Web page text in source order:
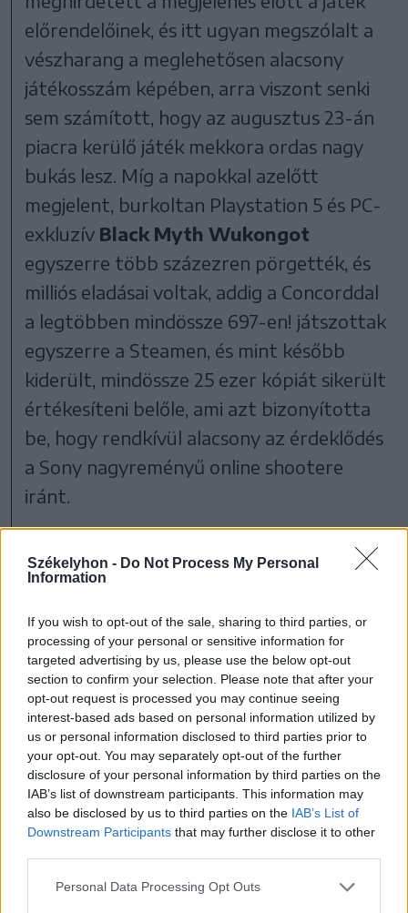
Székelyhon - Do Not Process My Personal
Information
If you wish to opt-out of the sale, sharing to third parties, or
processing of your personal or sensitive information for
targeted advertising by us, please use the below opt-out
section to confirm your selection. Please note that after your
opt-out request is processed you may continue seeing
interest-based ads based on personal information utilized by
us or personal information disclosed to third parties prior to
your opt-out. You may separately opt-out of the further
disclosure of your personal information by third parties on the
IAB’s list of downstream participants. This information may
also be disclosed by us to third parties on the IAB’s List of
Downstream Participants that may further disclose it to other
Personal Data Processing Opt Outs
előrendelőinek, és itt ugyan megszólalt a
vészharang a meglehetősen alacsony
játékosszám képében, arra viszont senki
sem számított, hogy az augusztus 23-án
piacra kerülő játék mekkora ordas nagy
bukás lesz. Míg a napokkal azelőtt
megjelent, burkoltan Playstation 5 és PC-
exkluzív Black Myth Wukongot
egyszerre több százezren pörgették, és
milliós eladásai voltak, addig a Concorddal
a legtöbben mindössze 697-en! játszottak
egyszerre a Steamen, és mint később
kiderült, mindössze 25 ezer kópiát sikerült
értékesíteni belőle, ami azt bizonyította
be, hogy rendkívül alacsony az érdeklődés
a Sony nagyreményű online shootere
iránt.
korábban írtuk
Black Myth Wukong: a
gyönyörű és kihívásokkal
teli akciójáték, ami letarolta